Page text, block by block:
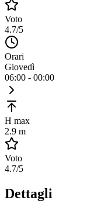
Voto
4.7/5
Orari
Giovedì
06:00 - 00:00
H max
2.9 m
Voto
4.7/5
Dettagli